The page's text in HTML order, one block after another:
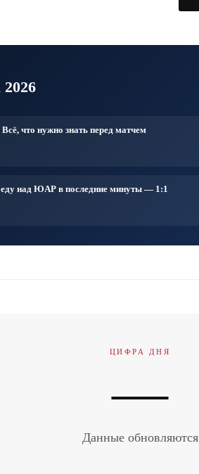
что нужно знать перед матчем
над ЮАР в последние минуты — 1:1
ЦИФРА ДНЯ
—
Данные обновляются